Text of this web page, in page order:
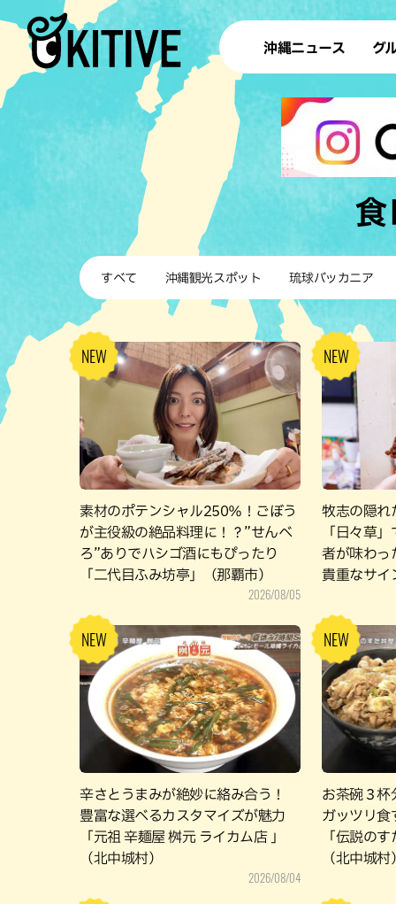
沖縄ニュース グ
ラ
テイ
すし
沖
ステー
その他
ブッフェ
ハン
食
すべて 沖縄観光スポット 琉球バッカニア
素材のポテンシャル250％！ごぼう
が主役級の絶品料理に！？”せんべ
ろ”ありでハシゴ酒にもぴったり
「二代目ふみ坊亭」（那覇市）
2026/08/05
牧志の隠れ
「日々草
者が味わっ
貴重なサイ
辛さとうまみが絶妙に絡み合う！
豊富な選べるカスタマイズが魅力
「元祖 辛麺屋 桝元 ライカム店 」
（北中城村）
2026/08/04
お茶碗３杯
ガッツリ食
「伝説の
（北中城村